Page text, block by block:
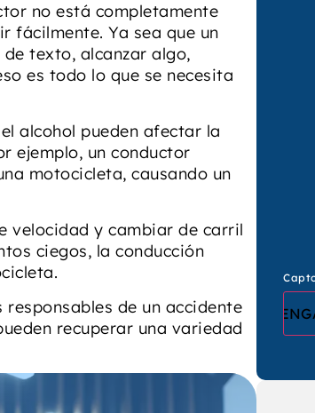
no está completamente
fácilmente. Ya sea que un
texto, alcanzar algo,
es todo lo que se necesita
alcohol pueden afectar la
ejemplo, un conductor
motocicleta, causando un
velocidad y cambiar de carril
ciegos, la conducción
de un accidente
recuperar una variedad